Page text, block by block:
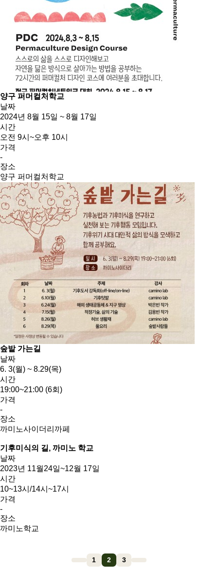
양구 퍼머컬처학교
날짜
2024년 8월 15일 ~ 8월 17일
시간
오전 9시~오후 10시
가격
-
장소
양구 퍼머컬처학교
숲밭 가는길
날짜
6. 3(월) ~ 8.29(목)
시간
19:00~21:00 (6회)
가격
-
장소
까미노사이더리까페
기후미식의 길, 까미노 학교
날짜
2023년 11월24일~12월 17일
시간
10~13시/14시~17시
가격
-
장소
까미노학교
1 2 3